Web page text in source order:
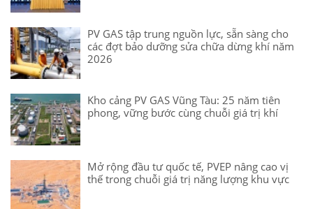
PV GAS tập trung nguồn lực, sẵn sàng cho
các đợt bảo dưỡng sửa chữa dừng khí năm
2026
Kho cảng PV GAS Vũng Tàu: 25 năm tiên
phong, vững bước cùng chuỗi giá trị khí
Mở rộng đầu tư quốc tế, PVEP nâng cao vị
thế trong chuỗi giá trị năng lượng khu vực